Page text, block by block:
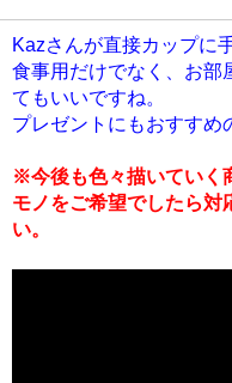
Kazさんが直接カップに
食事用だけでなく、お部
てもいいですね。
プレゼントにもおすすめ
※今後も色々描いていく
モノをご希望でしたら対
い。